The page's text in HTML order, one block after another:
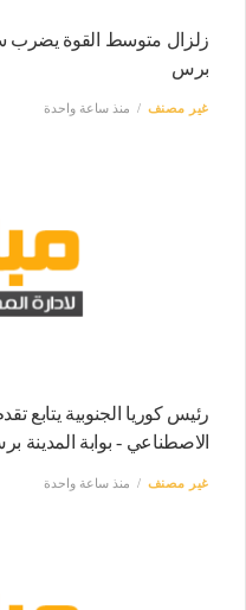
زلزال متوسط القوة يضرب
برس
غير مصنف منذ ساعة واحدة
رئيس كوريا الجنوبية يتابع
الاصطناعي - بوابة المدينة
غير مصنف منذ ساعة واحدة